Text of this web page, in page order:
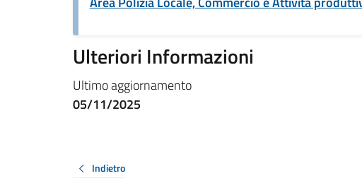
Ulteriori Informazioni
Ultimo aggiornamento
05/11/2025
Indietro